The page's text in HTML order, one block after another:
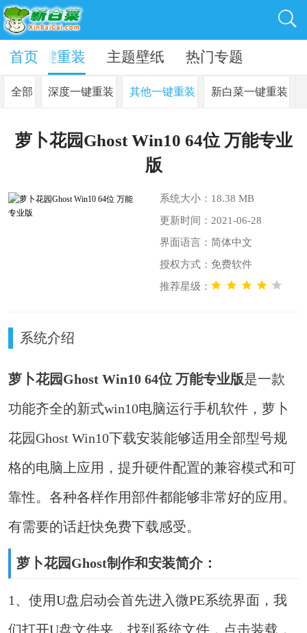
一键重装 主题壁纸 热门专题
首页
全部 深度一键重装 其他一键重装 新白菜一键重装
萝卜花园Ghost Win10 64位 万能专业
版
系统大小：18.38 MB
更新时间：2021-06-28
界面语言：简体中文
授权方式：免费软件
推荐星级：
系统介绍
萝卜花园Ghost Win10 64位 万能专业版是一款
功能齐全的新式win10电脑运行手机软件，萝卜
花园Ghost Win10下载安装能够适用全部型号规
格的电脑上应用，提升硬件配置的兼容模式和可
靠性。各种各样作用部件都能够非常好的应用。
有需要的话赶快免费下载感受。
萝卜花园Ghost制作和安装简介：
1、使用U盘启动会首先进入微PE系统界面，我
们打开U盘文件夹，找到系统文件，点击装载，